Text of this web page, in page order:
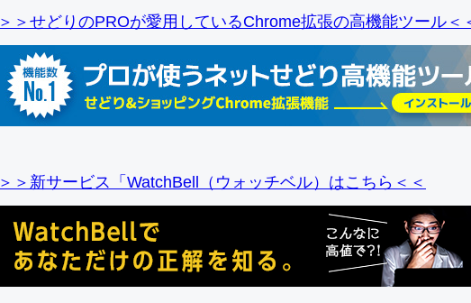
＞＞せどりのPROが愛用しているChrome拡張の高機能ツール＜
＞＞新サービス「WatchBell（ウォッチベル）はこちら＜＜